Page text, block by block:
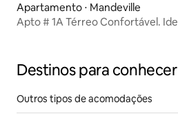
Apartamento ⋅ Mandeville
Apto # 1A Térreo Confortável.
Destinos para conhecer
Outros tipos de acomodações